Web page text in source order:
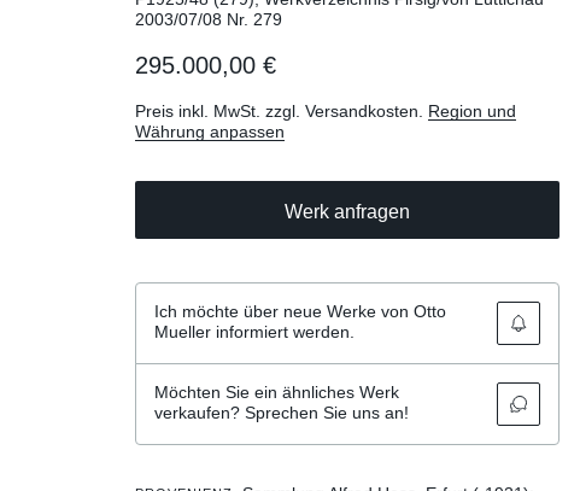
2003/07/08 Nr. 279
295.000,00 €
Preis inkl. MwSt. zzgl. Versandkosten. Region und
Währung anpassen
Werk anfragen
Ich möchte über neue Werke von Otto
Mueller informiert werden.
Möchten Sie ein ähnliches Werk
verkaufen? Sprechen Sie uns an!